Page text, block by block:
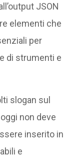
JSON
elementi che
per
di strumenti e
slogan sul
non deve
inserito in
e